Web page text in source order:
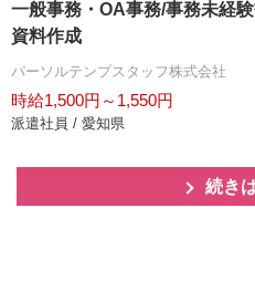
一般事務・OA事務/事務未経
資料作成
パーソルテンプスタッフ株式会社
時給1,500円～1,550円
派遣社員 / 愛知県
続き